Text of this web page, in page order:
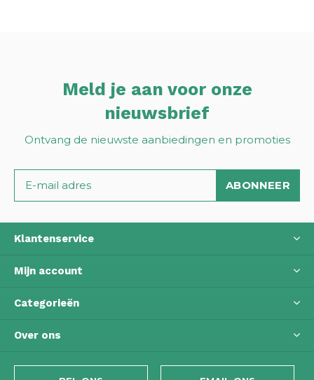
Meld je aan voor onze
nieuwsbrief
Ontvang de nieuwste aanbiedingen en promoties
ABONNEER
Klantenservice
Mijn account
Categorieën
Over ons